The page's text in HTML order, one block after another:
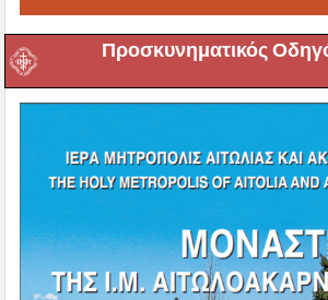
Προσκυνηματικός